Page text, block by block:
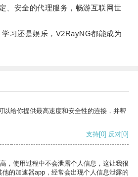
、安全的代理服务，畅游互联网世
还是娱乐，V2RayNG都能成为
以给你提供最高速度和安全性的连接，并帮
支持[0] 反对[0]
，使用过程中不会泄露个人信息，这让我很
的加速器app，经常会出现个人信息泄露的